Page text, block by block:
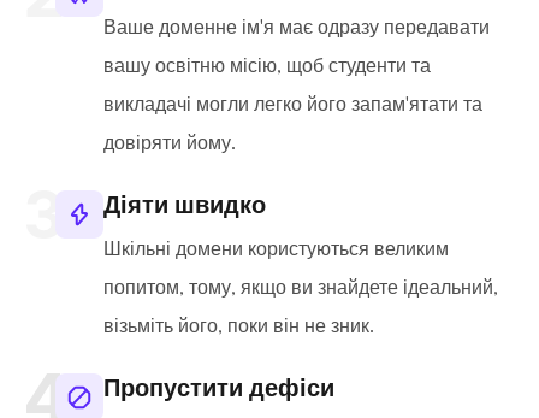
Ваше доменне ім'я має одразу передавати
вашу освітню місію, щоб студенти та
викладачі могли легко його запам'ятати та
довіряти йому.
Діяти швидко
Шкільні домени користуються великим
попитом, тому, якщо ви знайдете ідеальний,
візьміть його, поки він не зник.
Пропустити дефіси